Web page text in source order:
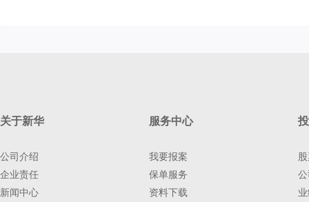
关于新华
公司介绍
企业责任
新闻中心
服务中心
我要报案
保单服务
资料下载